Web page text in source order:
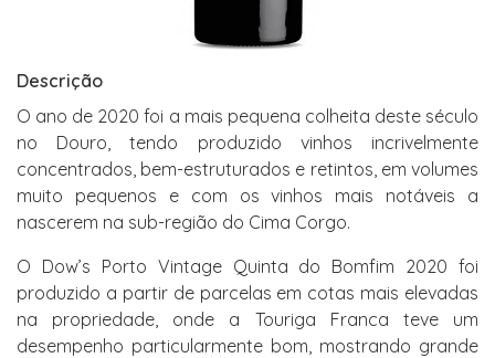
Descrição
O ano de 2020 foi a mais pequena colheita deste século
no Douro, tendo produzido vinhos incrivelmente
concentrados, bem-estruturados e retintos, em volumes
muito pequenos e com os vinhos mais notáveis a
nascerem na sub-região do Cima Corgo.
O Dow’s Porto Vintage Quinta do Bomfim 2020 foi
produzido a partir de parcelas em cotas mais elevadas
na propriedade, onde a Touriga Franca teve um
desempenho particularmente bom, mostrando grande